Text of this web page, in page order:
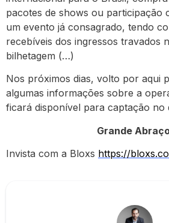
pacotes de shows ou participação
um evento já consagrado, tendo
recebíveis dos ingressos travados
bilhetagem (…)
Nos próximos dias, volto por aqui
algumas informações sobre a
ficará disponível para captação no
Grande
Invista com a Bloxs https://